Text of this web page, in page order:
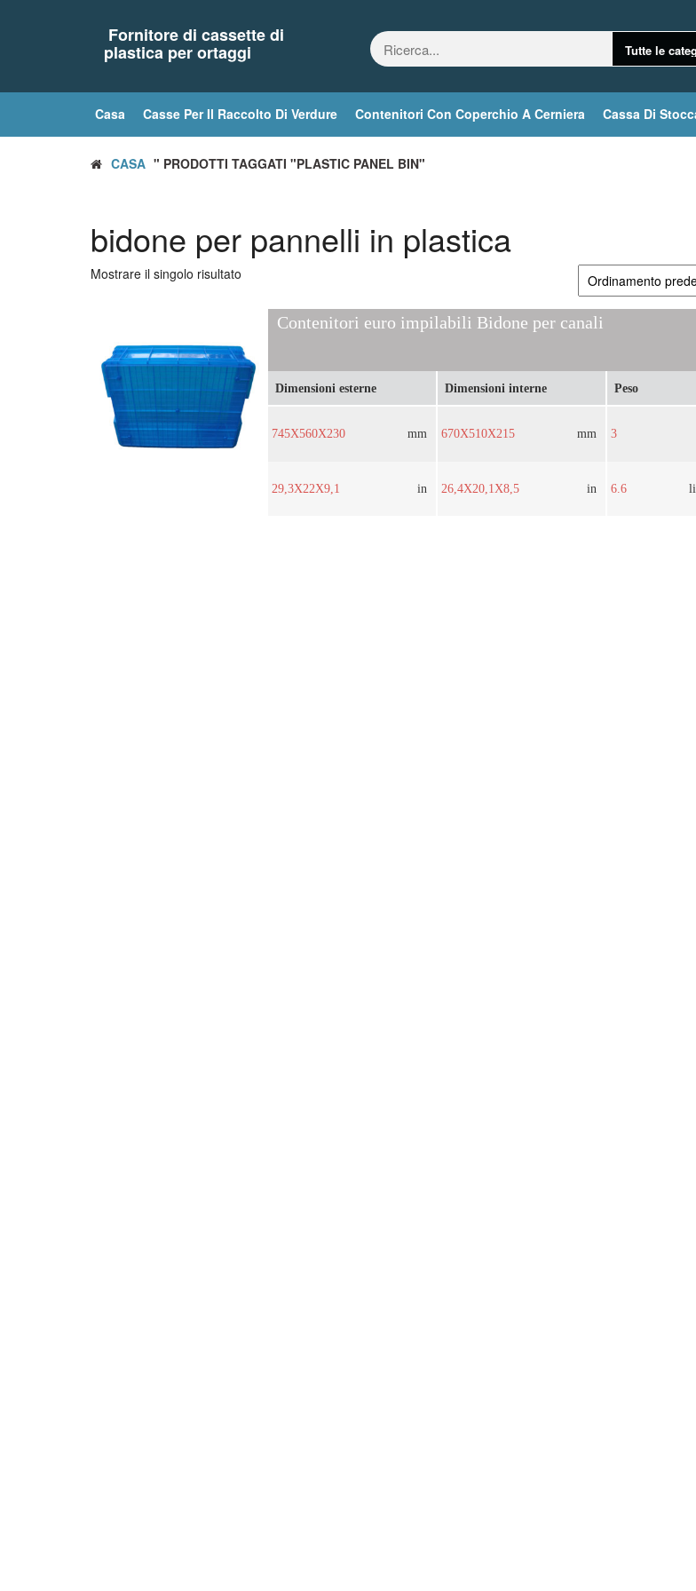
Fornitore di cassette di
plastica per ortaggi
Casa Casse Per Il Raccolto Di Verdure Contenitori Con Coperchio A Cerniera Cassa Di
CASA " PRODOTTI TAGGATI "PLASTIC PANEL BIN"
bidone per pannelli in plastica
Mostrare il singolo risultato
Contenitori euro impilabili Bidone per canali
Dimensioni esterne
745X560X230 mm
29,3X22X9,1 in
Dimensioni interne
670X510X215 mm
26,4X20,1X8,5 in
Peso
3
6.6